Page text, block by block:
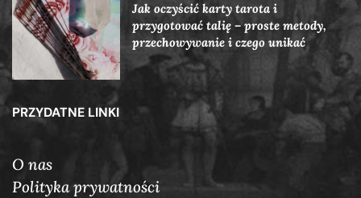
Jak oczyścić karty tarota i
przygotować talię – proste metody,
przechowywanie i czego unikać
PRZYDATNE LINKI
O nas
Polityka prywatności